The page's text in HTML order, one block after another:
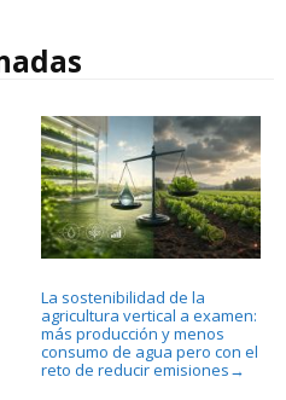
La sostenibilidad de la
agricultura vertical a examen:
más producción y menos
consumo de agua pero con el
reto de reducir emisiones →